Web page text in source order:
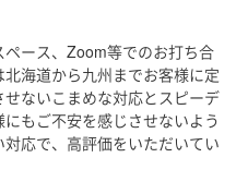
ース、Zoom等でのお打ち合
海道から九州までお客様に定
ないこまめな対応とスピーデ
もご不安を感じさせないよう
応で、高評価をいただいてい